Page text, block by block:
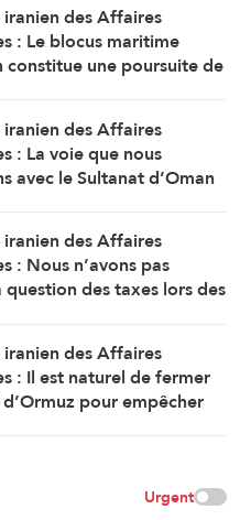
des Affaires
: Le blocus maritime
constitue une poursuite de
des Affaires
: La voie que nous
avec le Sultanat d’Oman
les deux voies sud et
des Affaires
: Nous n’avons pas
des taxes lors des
mais il est naturel de
redevances en
des services rendus
des Affaires
: Il est naturel de fermer
pour empêcher
Urgent